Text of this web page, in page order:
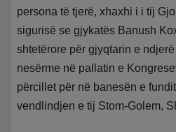
persona të tjerë, xhaxhi i i tij
sigurisë se gjykatës Banush
shtetërore për gjyqtarin e
nesërme në pallatin e
përcillet për në banesën e
vendlindjen e tij Stom-Golem,